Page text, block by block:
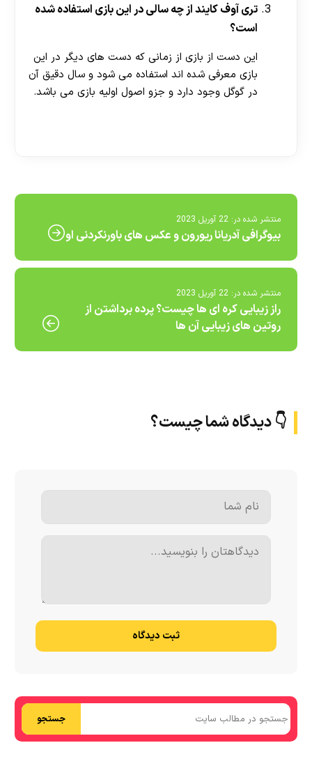
تری آوف کایند از چه سالی در این بازی استفاده شده
است؟
این دست از بازی از زمانی که دست های دیگر در این
بازی معرفی شده‌ اند استفاده می شود و سال دقیق آن
در گوگل وجود دارد و جزو اصول اولیه بازی می باشد.
منتشر شده در: 22 آوریل 2023
بیوگرافی آدریانا ریورون و عکس های باورنکردنی او
منتشر شده در: 22 آوریل 2023
راز زیبایی کره ای ها چیست؟ پرده برداشتن از
روتین های زیبایی آن ها
👇 دیدگاه شما چیست؟
ثبت دیدگاه
جستجو